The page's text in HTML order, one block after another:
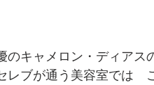
のキャメロン・ディアス
レブが通う美容室では　